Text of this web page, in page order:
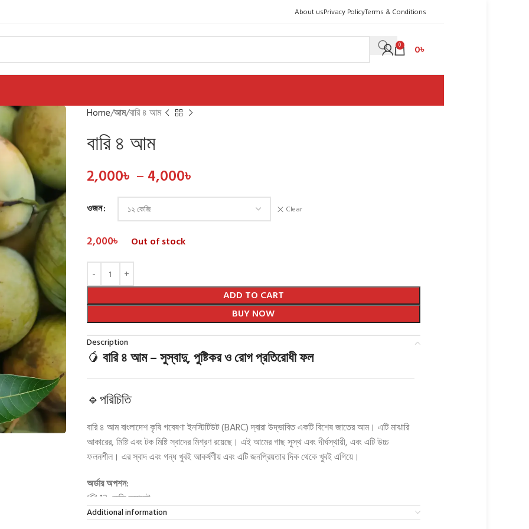
About usPrivacy PolicyTerms & Conditions
0 0৳
Home আম বারি ৪ আম
বারি ৪ আম
2,000৳ – 4,000৳
ওজন Clear
2,000৳ Out of stock
ADD TO CART
BUY NOW
Description
🥭 বারি ৪ আম – সুস্বাদু, পুষ্টিকর ও রোগ প্রতিরোধী ফল
🔹পরিচিতি
বারি ৪ আম বাংলাদেশ কৃষি গবেষণা ইনস্টিটিউট (BARC) দ্বারা উদ্ভাবিত একটি বিশেষ জাতের আম। এটি মাঝারি
আকারের, মিষ্টি এবং টক মিষ্টি স্বাদের মিশ্রণ রয়েছে। এই আমের গাছ সুস্থ এবং দীর্ঘস্থায়ী, এবং এটি উচ্চ
ফলনশীল। এর স্বাদ এবং গন্ধ খুবই আকর্ষণীয় এবং এটি জনপ্রিয়তার দিক থেকে খুবই এগিয়ে।
অর্ডার অপশন:
📦 12 কেজি ক্যারেট
📦 24 কেজি ক্যারেট
Additional information